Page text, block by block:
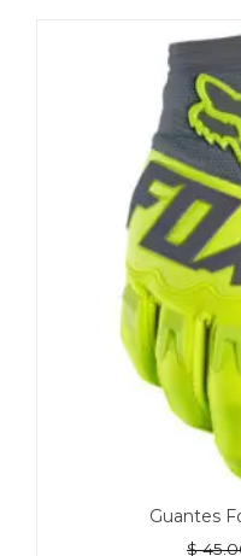
Guantes
$